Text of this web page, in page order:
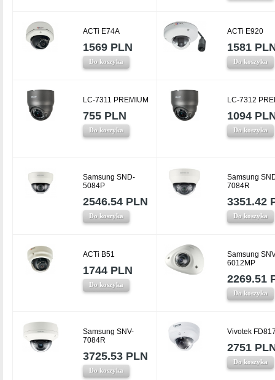
ACTi E74A
1569 PLN
Do koszyka
ACTi E920
1581
Do koszyka
LC-7311 PREMIUM
755 PLN
Do koszyka
LC-7312
1094
Do koszyka
Samsung SND-
5084P
2546.54 PLN
Do koszyka
Samsung
7084R
3351.42
Do koszyka
ACTi B51
1744 PLN
Do koszyka
Samsung
6012MP
2269.51
Do koszyka
Samsung SNV-
7084R
3725.53 PLN
Do koszyka
Vivotek
2751
Do koszyka